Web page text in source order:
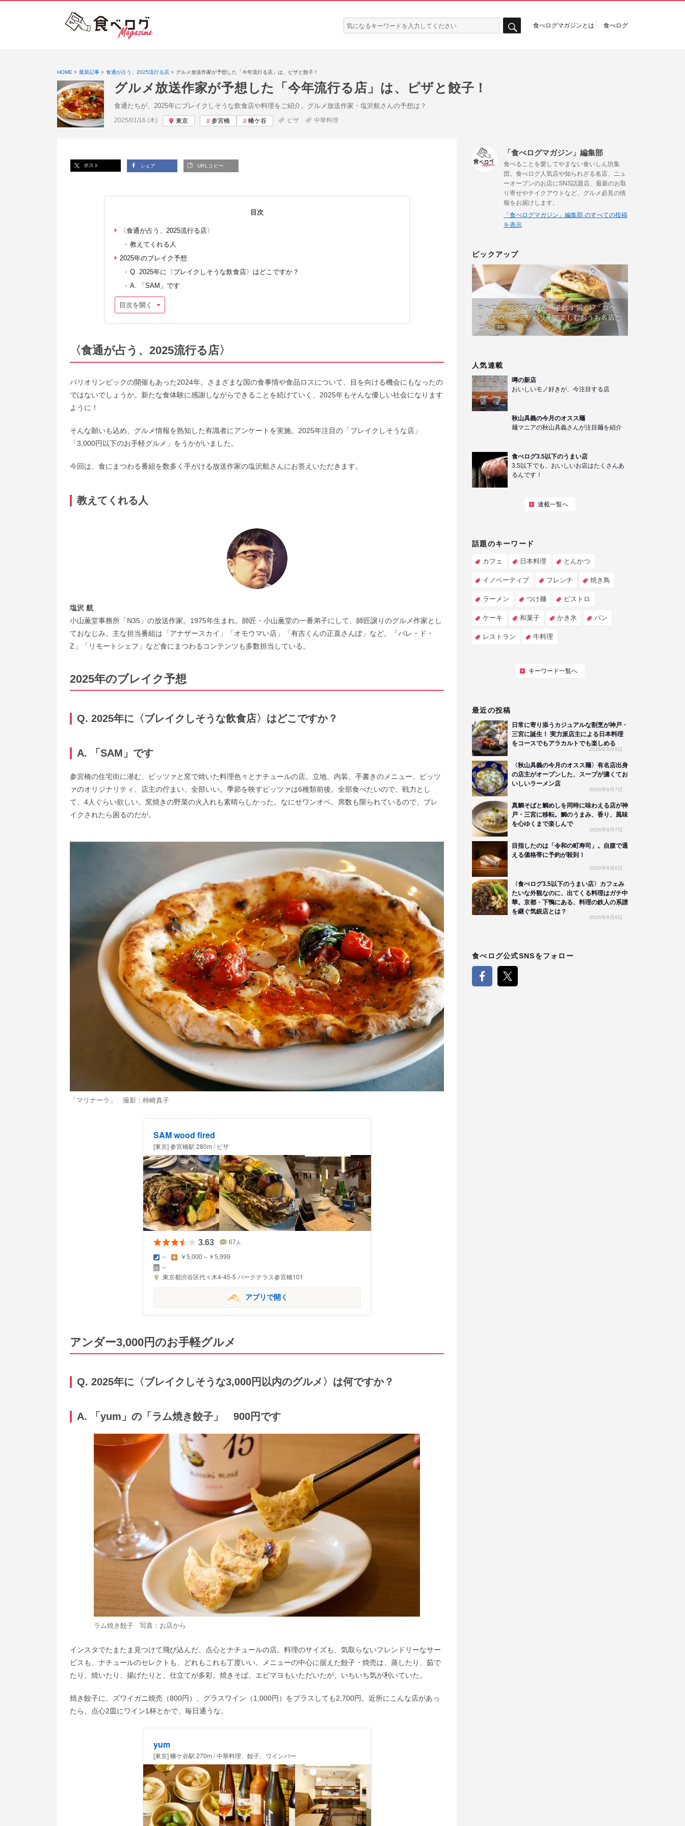
検
索:
食べログマガジンとは 食べログ
HOME 最新記事 食通が占う、2025流行る店 グルメ放送作家が予想した「今年流行る店」は、ピザと餃子！
グルメ放送作家が予想した「今年流行る店」は、ピザと餃子！
食通たちが、2025年にブレイクしそうな飲食店や料理をご紹介。グルメ放送作家・塩沢航さんの予想は？
投稿日:
2025/01/16 (木) 東京 参宮橋 幡ケ谷 ピザ 中華料理
ポスト シェア URLコピー
目次
〈食通が占う、2025流行る店〉
教えてくれる人
2025年のブレイク予想
Q. 2025年に〈ブレイクしそうな飲食店〉はどこですか？
A. 「SAM」です
目次を開く
〈食通が占う、2025流行る店〉
パリオリンピックの開催もあった2024年。さまざまな国の食事情や食品ロスについて、目を向ける機会にもなったの
ではないでしょうか。新たな食体験に感謝しながらできることを続けていく、2025年もそんな優しい社会になります
ように！
そんな願いも込め、グルメ情報を熟知した有識者にアンケートを実施。2025年注目の「ブレイクしそうな店」
「3,000円以下のお手軽グルメ」をうかがいました。
今回は、食にまつわる番組を数多く手がける放送作家の塩沢航さんにお答えいただきます。
教えてくれる人
塩沢 航
小山薫堂事務所「N35」の放送作家。1975年生まれ。師匠・小山薫堂の一番弟子にして、師匠譲りのグルメ作家とし
ておなじみ。主な担当番組は「アナザースカイ」「オモウマい店」「有吉くんの正直さんぽ」など。「パレ・ド・
Z」「リモートシェフ」など食にまつわるコンテンツも多数担当している。
2025年のブレイク予想
Q. 2025年に〈ブレイクしそうな飲食店〉はどこですか？
A. 「SAM」です
参宮橋の住宅街に潜む、ピッツァと窯で焼いた料理色々とナチュールの店。立地、内装、手書きのメニュー、ピッツ
ァのオリジナリティ、店主の佇まい、全部いい。季節を映すピッツァは6種類前後。全部食べたいので、戦力とし
て、4人ぐらい欲しい。窯焼きの野菜の火入れも素晴らしかった。なにせワンオペ。席数も限られているので、ブレ
イクされたら困るのだが。
「マリナーラ」 撮影：柿崎真子
SAM wood fired
[東京] 参宮橋駅 280m / ピザ
3.63 67 人
– ￥5,000～￥5,999
–
東京都渋谷区代々木4-45-5 パークテラス参宮橋101
アプリで開く
アンダー3,000円のお手軽グルメ
Q. 2025年に〈ブレイクしそうな3,000円以内のグルメ〉は何ですか？
A. 「yum」の「ラム焼き餃子」 900円です
ラム焼き餃子 写真：お店から
インスタでたまたま見つけて飛び込んだ、点心とナチュールの店。料理のサイズも、気取らないフレンドリーなサー
ビスも、ナチュールのセレクトも、どれもこれも丁度いい。メニューの中心に据えた餃子・焼売は、蒸したり、茹で
たり、焼いたり、揚げたりと、仕立てが多彩。焼きそば、エビマヨもいただいたが、いちいち気が利いていた。
焼き餃子に、ズワイガニ焼売（800円）、グラスワイン（1,000円）をプラスしても2,700円。近所にこんな店があっ
たら、点心2皿にワイン1杯とかで、毎日通うな。
yum
[東京] 幡ケ谷駅 270m / 中華料理、餃子、ワインバー
「食べログマガジン」編集部
食べることを愛してやまない食いしん坊集
団。食べログ人気店や知られざる名店、ニュ
ーオープンのお店にSNS話題店、最新のお取
り寄せやテイクアウトなど、グルメ必見の情
報をお届けします。
「食べログマガジン」編集部 のすべての投稿
を表示
ピックアップ
食べログ 百名店の味が、並ばず届く!?「ロケ
ットナウ」のデリバリーで楽しむおうち名店ご
はん
PR
人気連載
噂の新店
おいしいモノ好きが、今注目する店
秋山具義の今月のオスス麺
麺マニアの秋山具義さんが注目麺を紹介
食べログ3.5以下のうまい店
3.5以下でも、おいしいお店はたくさんあ
るんです！
連載一覧へ
話題のキーワード
カフェ 日本料理 とんかつ
イノベーティブ フレンチ 焼き鳥
ラーメン つけ麺 ビストロ
ケーキ 和菓子 かき氷 パン
レストラン 牛料理
キーワード一覧へ
最近の投稿
日常に寄り添うカジュアルな割烹が神戸・
三宮に誕生！ 実力派店主による日本料理
をコースでもアラカルトでも楽しめる
2026年8月8日
〈秋山具義の今月のオスス麺〉有名店出身
の店主がオープンした、スープが濃くてお
いしいラーメン店
2026年8月7日
真鯛そばと鯛めしを同時に味わえる店が神
戸・三宮に移転。鯛のうまみ、香り、風味
を心ゆくまで楽しんで
2026年8月7日
目指したのは「令和の町寿司」。自腹で通
える価格帯に予約が殺到！
2026年8月6日
〈食べログ3.5以下のうまい店〉カフェみ
たいな外観なのに、出てくる料理はガチ中
華。京都・下鴨にある、料理の鉄人の系譜
を継ぐ気鋭店とは？
2026年8月6日
食べログ公式SNSをフォロー